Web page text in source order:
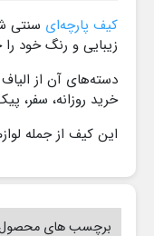
کیف پارچه‌ای سنتی
زیبایی و رنگ خود
دسته‌های آن از
خرید روزانه، سفر،
این کیف از جمله
برچسب های